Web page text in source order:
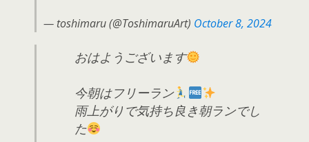
— toshimaru (@ToshimaruArt) October 8, 2024
おはようございます
今朝はフリーラン
雨上がりで気持ち良き朝ランでし
た